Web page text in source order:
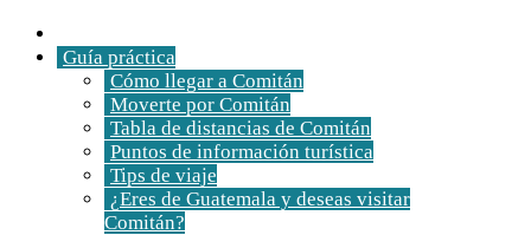
Guía práctica
Cómo llegar a Comitán
Moverte por Comitán
Tabla de distancias de Comitán
Puntos de información turística
Tips de viaje
¿Eres de Guatemala y deseas visitar
Comitán?